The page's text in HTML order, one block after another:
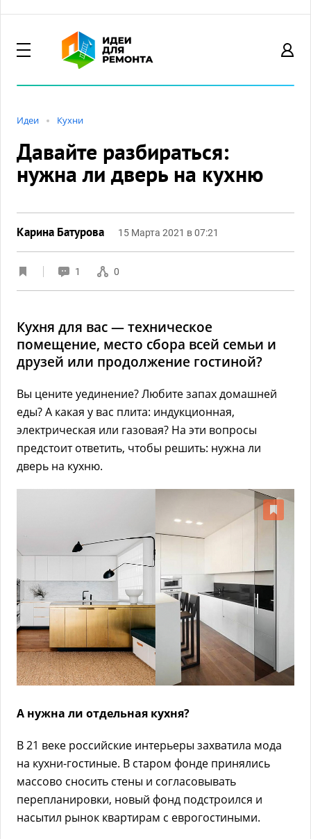
Идеи Кухни
Давайте разбираться:
нужна ли дверь на кухню
Карина Батурова 15 Марта 2021 в 07:21
1 0
Кухня для вас — техническое
помещение, место сбора всей семьи и
друзей или продолжение гостиной?
Вы цените уединение? Любите запах домашней
еды? А какая у вас плита: индукционная,
электрическая или газовая? На эти вопросы
предстоит ответить, чтобы решить: нужна ли
дверь на кухню.
А нужна ли отдельная кухня?
В 21 веке российские интерьеры захватила мода
на кухни-гостиные. В старом фонде принялись
массово сносить стены и согласовывать
перепланировки, новый фонд подстроился и
насытил рынок квартирам с еврогостиными.